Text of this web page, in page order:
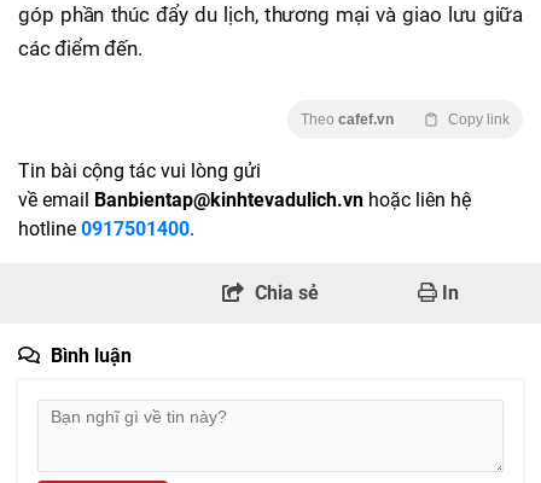
góp phần thúc đẩy du lịch, thương mại và giao lưu giữa
các điểm đến.
Theo cafef.vn Copy link
Tin bài cộng tác vui lòng gửi
về email Banbientap@kinhtevadulich.vn hoặc liên hệ
hotline 0917501400.
Chia sẻ In
Bình luận